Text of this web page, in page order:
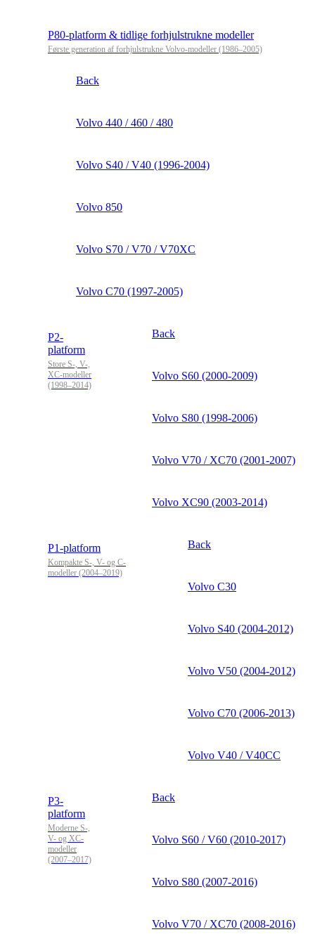
P80-platform & tidlige forhjulstrukne modeller
Første generation af forhjulstrukne Volvo-modeller (1986–2005)
Back
Volvo 440 / 460 / 480
Volvo S40 / V40 (1996-2004)
Volvo 850
Volvo S70 / V70 / V70XC
Volvo C70 (1997-2005)
P2-
platform
Store S-, V-,
XC-modeller
(1998–2014)
Back
Volvo S60 (2000-2009)
Volvo S80 (1998-2006)
Volvo V70 / XC70 (2001-2007)
Volvo XC90 (2003-2014)
P1-platform
Kompakte S-, V- og C-
modeller (2004–2019)
Back
Volvo C30
Volvo S40 (2004-2012)
Volvo V50 (2004-2012)
Volvo C70 (2006-2013)
Volvo V40 / V40CC
P3-
platform
Moderne S-,
V- og XC-
modeller
(2007–2017)
Back
Volvo S60 / V60 (2010-2017)
Volvo S80 (2007-2016)
Volvo V70 / XC70 (2008-2016)